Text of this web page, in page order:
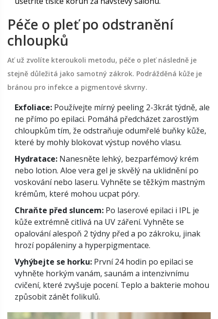
Péče o pleť po odstranění
chloupků
Ať už zvolíte kteroukoli metodu, péče o pleť následně je
stejně důležitá jako samotný zákrok. Podrážděná kůže je
bránou pro infekce a pigmentové skvrny.
Exfoliace: Používejte mírný peeling 2-3krát týdně, ale
ne přímo po epilaci. Pomáhá předcházet zarostlým
chloupkům tím, že odstraňuje odumřelé buňky kůže,
které by mohly blokovat výstup nového vlasu.
Hydratace: Nanesněte lehký, bezparfémový krém
nebo lotion. Aloe vera gel je skvělý na uklidnění po
voskování nebo laseru. Vyhněte se těžkým mastným
krémům, které mohou ucpat póry.
Chraňte před sluncem: Po laserové epilaci i IPL je
kůže extrémně citlivá na UV záření. Vyhněte se
opalování alespoň 2 týdny před a po zákroku, jinak
hrozí popáleniny a hyperpigmentace.
Vyhýbejte se horku: První 24 hodin po epilaci se
vyhněte horkým vanám, saunám a intenzivnímu
cvičení, které zvyšuje pocení. Teplo a bakterie mohou
způsobit zánět folikulů.